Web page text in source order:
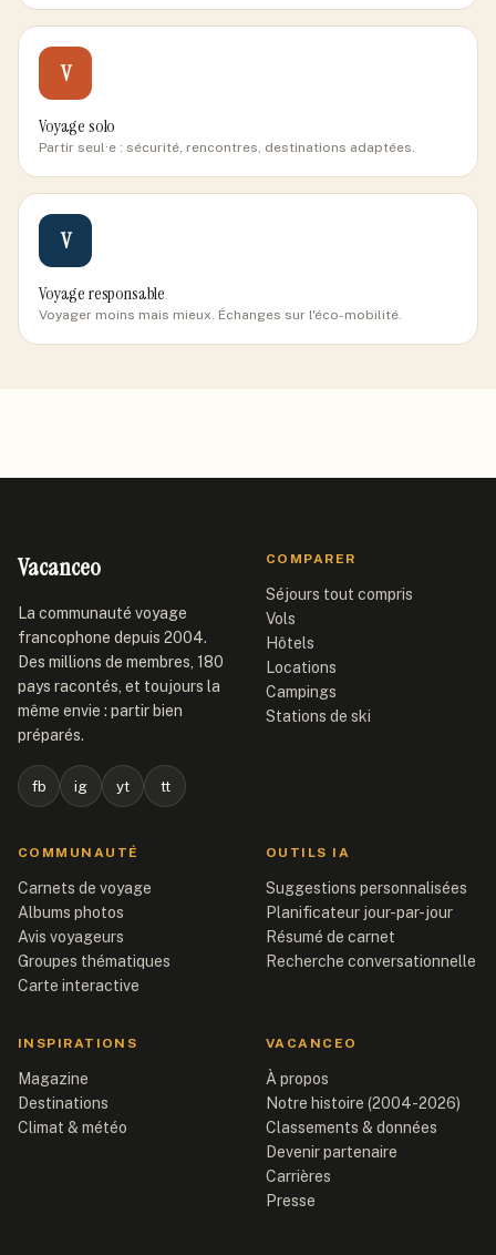
V
Voyage solo
Partir seul·e : sécurité, rencontres, destinations adaptées.
V
Voyage responsable
Voyager moins mais mieux. Échanges sur l'éco-mobilité.
Vacanceo
La communauté voyage
francophone depuis 2004.
Des millions de membres, 180
pays racontés, et toujours la
même envie : partir bien
préparés.
fb ig yt tt
COMPARER
Séjours tout compris
Vols
Hôtels
Locations
Campings
Stations de ski
COMMUNAUTÉ
Carnets de voyage
Albums photos
Avis voyageurs
Groupes thématiques
Carte interactive
OUTILS IA
Suggestions personnalisées
Planificateur jour-par-jour
Résumé de carnet
Recherche conversationnelle
INSPIRATIONS
Magazine
Destinations
Climat & météo
VACANCEO
À propos
Notre histoire (2004-2026)
Classements & données
Devenir partenaire
Carrières
Presse